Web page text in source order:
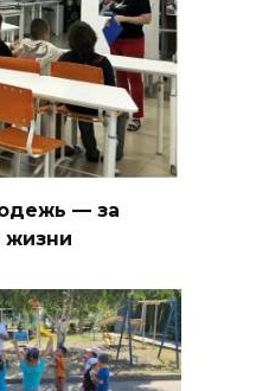
— за
жизни